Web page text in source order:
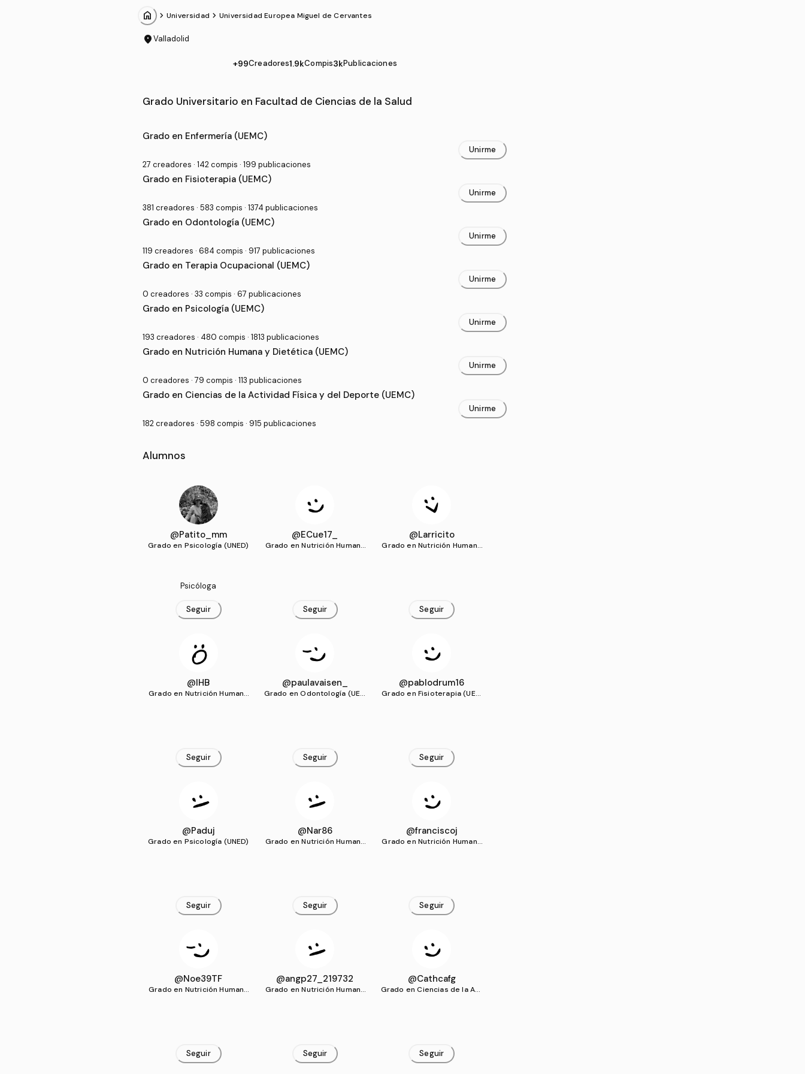
home chevron_forward Universidad chevron_forward Universidad Europea Miguel de Cervantes
location_onValladolid
+99Creadores1.9kCompis3kPublicaciones
Grado Universitario en Facultad de Ciencias de la Salud
Grado en Enfermería (UEMC)
27 creadores · 142 compis · 199 publicaciones
Unirme
Grado en Fisioterapia (UEMC)
381 creadores · 583 compis · 1374 publicaciones
Unirme
Grado en Odontología (UEMC)
119 creadores · 684 compis · 917 publicaciones
Unirme
Grado en Terapia Ocupacional (UEMC)
0 creadores · 33 compis · 67 publicaciones
Unirme
Grado en Psicología (UEMC)
193 creadores · 480 compis · 1813 publicaciones
Unirme
Grado en Nutrición Humana y Dietética (UEMC)
0 creadores · 79 compis · 113 publicaciones
Unirme
Grado en Ciencias de la Actividad Física y del Deporte (UEMC)
182 creadores · 598 compis · 915 publicaciones
Unirme
Alumnos
@Patito_mm
Grado en Psicología (UNED)
Psicóloga
Seguir
@ECue17_
Grado en Nutrición Humana
Seguir
@Larricito
Grado en Nutrición Humana
Seguir
@IHB
Grado en Nutrición Humana
Seguir
@paulavaisen_
Grado en Odontología (UEM
Seguir
@pablodrum16
Grado en Fisioterapia (UEM
Seguir
@Paduj
Grado en Psicología (UNED)
Seguir
@Nar86
Grado en Nutrición Humana
Seguir
@franciscoj
Grado en Nutrición Humana
Seguir
@Noe39TF
Grado en Nutrición Humana
Seguir
@angp27_219732
Grado en Nutrición Humana
Seguir
@Cathcafg
Grado en Ciencias de la Act
Seguir